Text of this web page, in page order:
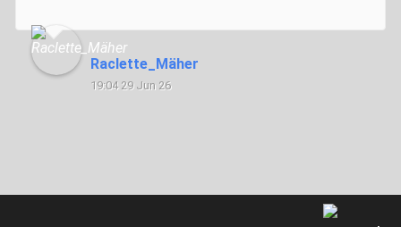
Raclette_Mäher
19:04 29 Jun 26